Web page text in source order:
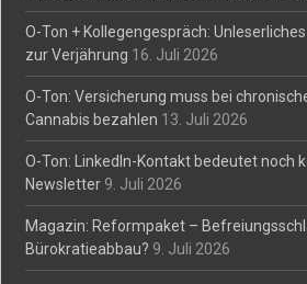
O-Ton + Kollegengespräch:
zur Verjährung 16. Juli 2026
O-Ton: Versicherung muss bei
Cannabis bezahlen 13. Juli 2026
O-Ton: LinkedIn-Kontakt bedeutet noch
Newsletter 9. Juli 2026
Magazin: Reformpaket –
Bürokratieabbau? 9. Juli 2026